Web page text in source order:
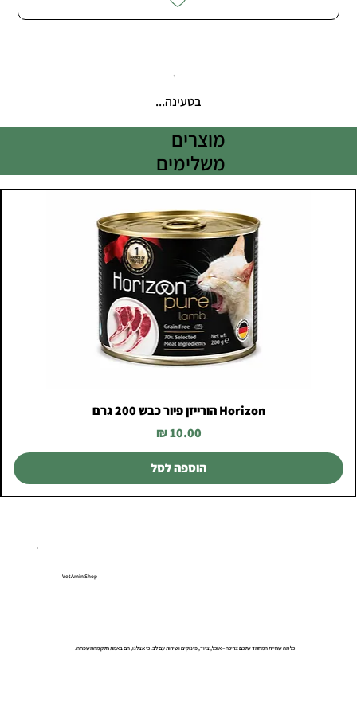
בטעינה...
מוצרים
משלימים
Horizon הורייזן פיור כבש 200 גרם
מחיר
הוספה לסל
VetAmin Shop
כל מה שחיית המחמד שלכם צריכה – אוכל, ציוד, פינוקים ושירות עם לב. כי אצלנו, הם באמת חלק מהמשפחה.